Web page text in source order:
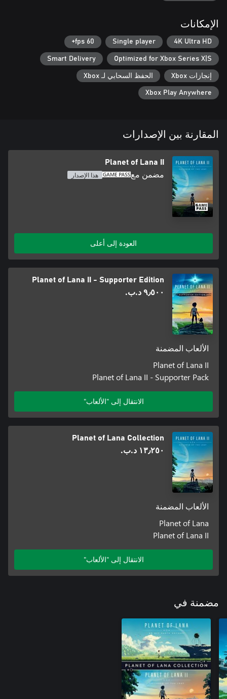
للعائدين، بقصة حميمة عن التواصل والصمود وحماية ما لا يزال مهمًا
تجربة تقودها القصة تمزج بين الاستكشاف، والألغاز البيئية، والأجواء
استكشف كوكبًا مصممًا بشكل جميل حيث تتصادم الطبيعة مع
قُد Lana الأكبر سنًا والأكثر رشاقة من خلال القفز على الجدران، وتنقل
تندمج الألغاز بشكل طبيعي مع العالم، وتركز على الملاحظة وحسن
لا يوجد حوار منطوق. يتجلى المعنى من خلال المرئيات والموسيقى
الإمكانات
4K Ultra HD
Single player
60 fps+
Optimized for Xbox Series X|S
Smart Delivery
إنجازات Xbox الحفظ السحابي لـ Xbox
Xbox Play Anywhere
المقارنة بين الإصدارات
Planet of Lana II
مضمن مع هذا الإصدار
العودة إلى أعلى
Planet of Lana II - Supporter Edition
٩٫٥٠٠ د.ب.‏
الألعاب المضمنة
Planet of Lana II
Planet of Lana II - Supporter Pack
الانتقال إلى "الألعاب"
Planet of Lana Collection
١٣٫٢٥٠ د.ب.‏
الألعاب المضمنة
Planet of Lana
Planet of Lana II
الانتقال إلى "الألعاب"
مضمنة في